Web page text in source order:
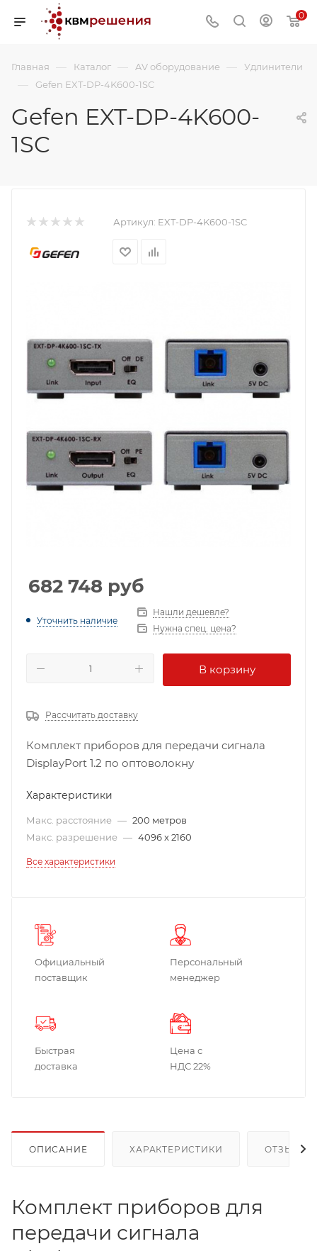
0
Главная — Каталог — AV оборудование — Удлинители
— Gefen EXT-DP-4K600-1SC
Gefen EXT-DP-4K600-
1SC
Артикул: EXT-DP-4K600-1SC
682 748 руб
Уточнить наличие
Нашли дешевле?
Нужна спец. цена?
В корзину
Рассчитать доставку
Комплект приборов для передачи сигнала
DisplayPort 1.2 по оптоволокну
Характеристики
Макс. расстояние — 200 метров
Макс. разрешение — 4096 x 2160
Все характеристики
Официальный
поставщик
Персональный
менеджер
Быстрая
доставка
Цена с
НДС 22%
ОПИСАНИЕ ХАРАКТЕРИСТИКИ ОТЗЫВЫ
Комплект приборов для
передачи сигнала